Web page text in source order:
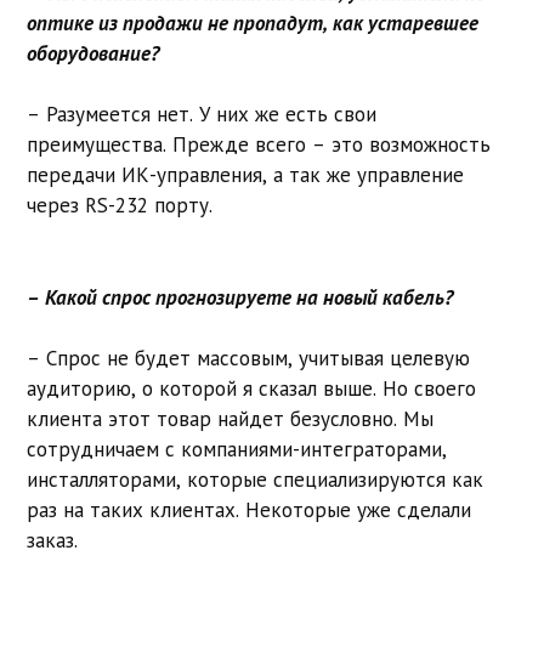
оптике из продажи не пропадут, как устаревшее
оборудование?
– Разумеется нет. У них же есть свои
преимущества. Прежде всего – это возможность
передачи ИК-управления, а так же управление
через RS-232 порту.
– Какой спрос прогнозируете на новый кабель?
– Спрос не будет массовым, учитывая целевую
аудиторию, о которой я сказал выше. Но своего
клиента этот товар найдет безусловно. Мы
сотрудничаем с компаниями-интеграторами,
инсталляторами, которые специализируются как
раз на таких клиентах. Некоторые уже сделали
заказ.